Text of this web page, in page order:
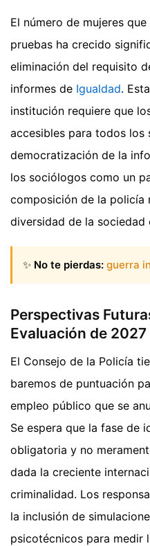
El número de mujeres
pruebas ha crecido
eliminación del requisito
informes de Igualdad.
institución requiere que
accesibles para todos los
democratización de la
los sociólogos como un
composición de la policía
diversidad de la sociedad
✨ No te pierdas: guerra
Perspectivas
Evaluación de 2027
El Consejo de la Policía
baremos de puntuación
empleo público que se
Se espera que la fase de
obligatoria y no
dada la creciente
criminalidad. Los
la inclusión de
psicotécnicos para medir